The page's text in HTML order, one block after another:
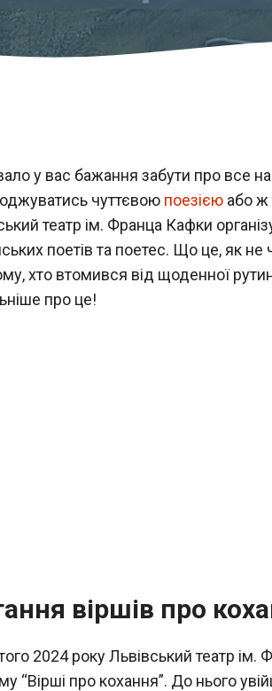
у вас бажання забути про все
чуттєвою поезією або ж
театр ім. Франца Кафки
поетів та поетес. Що це, як
хто втомився від щоденної
про це!
віршів про
2024 року Львівський театр
“Вірші про кохання”. До нього